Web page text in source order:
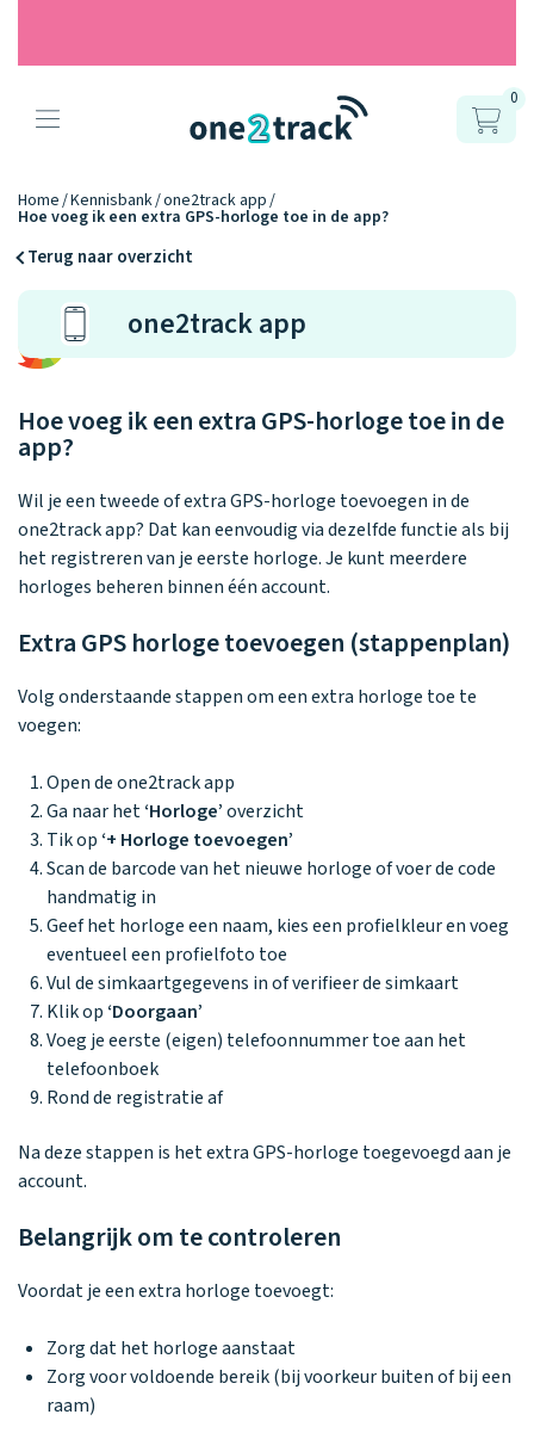
Producten
Onze gps
horloges
Connect
YOU
Connect
NEXT
Connect
UP
Horloges
vergelijken
Tweedekans
horloges
Ontdek alle
horloges
Accessoires
Opladers
Ontdek alle
Personaliseer
je bandje!
Kies je eigen
kleur, naam en
helemaal van
Hoe werkt
het?
Ontdek hoe
het werkt
Zo werken het
one2track-app
samen.
Waarom one2track App updates
Blogs
Recensies
Jarige Job
0
Home Kennisbank one2track app
Hoe voeg ik een extra GPS-horloge toe in de app?
Terug naar overzicht
one2track app
Hoe voeg ik een extra GPS-horloge toe in de
app?
Wil je een tweede of extra GPS-horloge toevoegen in de
one2track app? Dat kan eenvoudig via dezelfde functie als bij
het registreren van je eerste horloge. Je kunt meerdere
horloges beheren binnen één account.
Extra GPS horloge toevoegen (stappenplan)
Volg onderstaande stappen om een extra horloge toe te
voegen:
Open de one2track app
Ga naar het‘Horloge’overzicht
Tik op ‘+ Horloge toevoegen’
Scan de barcode van het nieuwe horloge of voer de code
handmatig in
Geef het horloge een naam, kies een profielkleur en voeg
eventueel een profielfoto toe
Vul de simkaartgegevens in of verifieer de simkaart
Klik op ‘Doorgaan’
Voeg je eerste (eigen) telefoonnummer toe aan het
telefoonboek
Rond de registratie af
Na deze stappen is het extra GPS-horloge toegevoegd aan je
account.
Belangrijk om te controleren
Voordat je een extra horloge toevoegt:
Zorg dat het horloge aanstaat
Zorg voor voldoende bereik (bij voorkeur buiten of bij een
raam)